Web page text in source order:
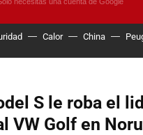
Calor China
S le roba el
VW Golf en